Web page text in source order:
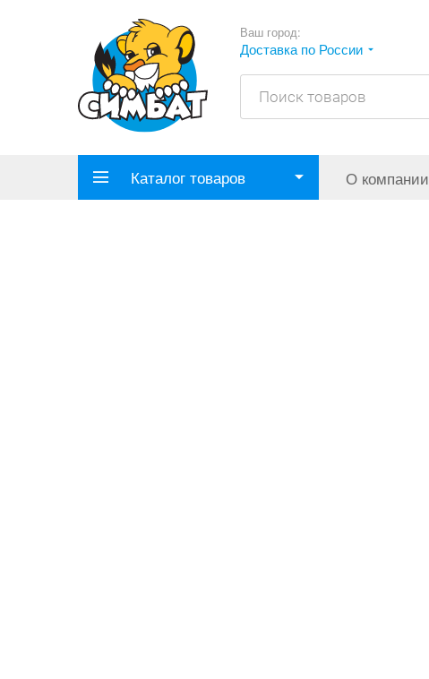
Ваш город:
Доставка по России
Каталог товаров О компании